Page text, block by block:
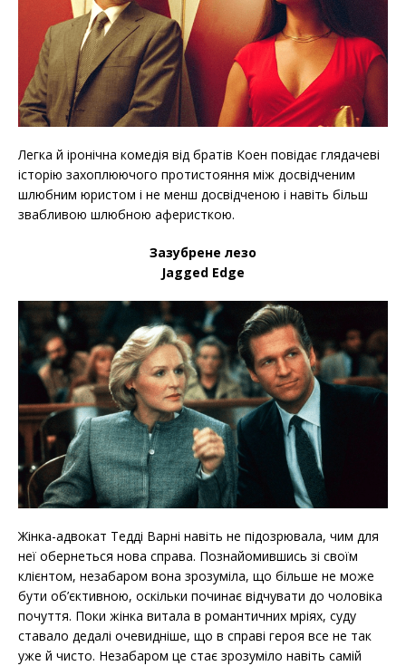
Легка й іронічна комедія від братів Коен повідає глядачеві
історію захоплюючого протистояння між досвідченим
шлюбним юристом і не менш досвідченою і навіть більш
звабливою шлюбною аферисткою.
Зазубрене лезо
Jagged Edge
Жінка-адвокат Тедді Варні навіть не підозрювала, чим для
неї обернеться нова справа. Познайомившись зі своїм
клієнтом, незабаром вона зрозуміла, що більше не може
бути об’єктивною, оскільки починає відчувати до чоловіка
почуття. Поки жінка витала в романтичних мріях, суду
ставало дедалі очевидніше, що в справі героя все не так
уже й чисто. Незабаром це стає зрозуміло навіть самій